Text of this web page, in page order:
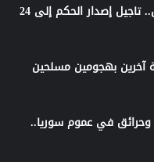
الجلسة الخامسة لمحاكمة احمد حسون.. تاجيل إصدار الحكم إلى 24
آخرين بهجومين مسلحين
في 18 حادث سير وحرائق في عموم سوريا..